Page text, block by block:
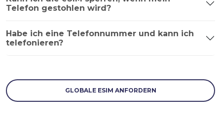
Telefon gestohlen wird?
Habe ich eine Telefonnummer und kann ich
telefonieren?
GLOBALE ESIM ANFORDERN